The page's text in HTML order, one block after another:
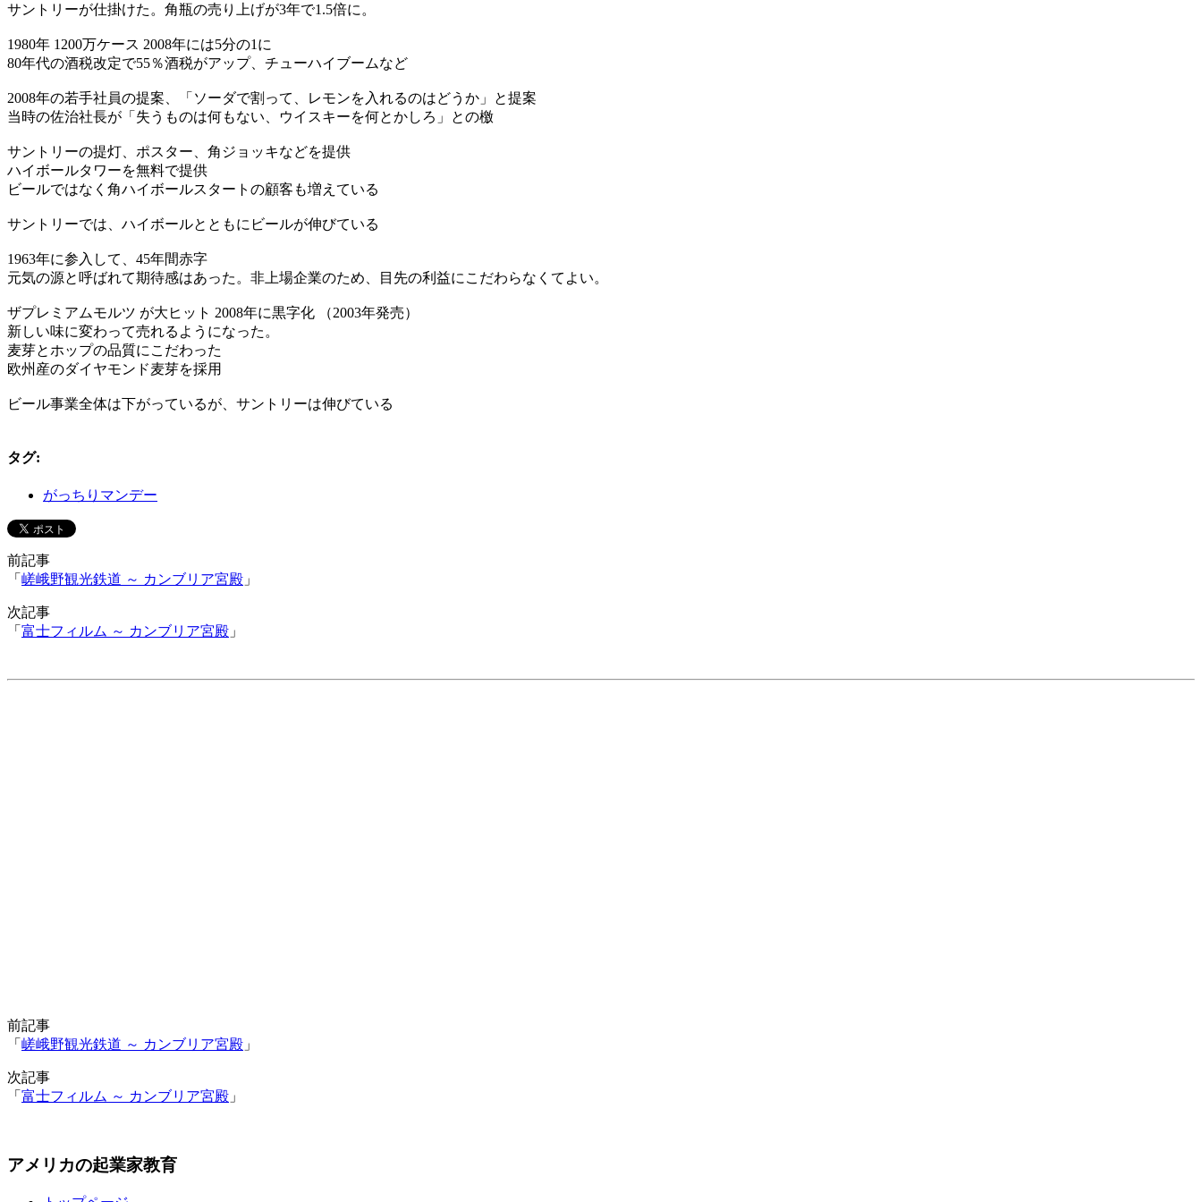
サントリーが仕掛けた。角瓶の売り上げが3年で1.5倍に。
1980年 1200万ケース 2008年には5分の1に
80年代の酒税改定で55％酒税がアップ、チューハイブームなど
2008年の若手社員の提案、「ソーダで割って、レモンを入れるのはどうか」と提案
当時の佐治社長が「失うものは何もない、ウイスキーを何とかしろ」との檄
サントリーの提灯、ポスター、角ジョッキなどを提供
ハイボールタワーを無料で提供
ビールではなく角ハイボールスタートの顧客も増えている
サントリーでは、ハイボールとともにビールが伸びている
1963年に参入して、45年間赤字
元気の源と呼ばれて期待感はあった。非上場企業のため、目先の利益にこだわらなくてよい。
ザプレミアムモルツ が大ヒット 2008年に黒字化 （2003年発売）
新しい味に変わって売れるようになった。
麦芽とホップの品質にこだわった
欧州産のダイヤモンド麦芽を採用
ビール事業全体は下がっているが、サントリーは伸びている
タグ:
がっちりマンデー
前記事
「 嵯峨野観光鉄道 ～ カンブリア宮殿 」
次記事
「 富士フィルム ～ カンブリア宮殿 」
前記事
「 嵯峨野観光鉄道 ～ カンブリア宮殿 」
次記事
「 富士フィルム ～ カンブリア宮殿 」
アメリカの起業家教育